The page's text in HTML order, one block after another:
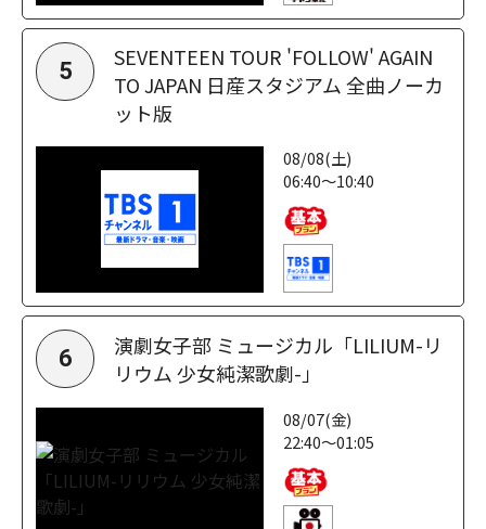
5
SEVENTEEN TOUR 'FOLLOW' AGAIN
TO JAPAN 日産スタジアム 全曲ノーカ
ット版
08/08(土)
06:40～10:40
6
演劇女子部 ミュージカル「LILIUM-リ
リウム 少女純潔歌劇-」
08/07(金)
22:40～01:05